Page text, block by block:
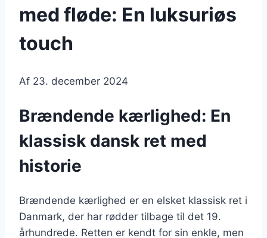
med fløde: En luksuriøs
touch
Af 23. december 2024
Brændende kærlighed: En
klassisk dansk ret med
historie
Brændende kærlighed er en elsket klassisk ret i
Danmark, der har rødder tilbage til det 19.
århundrede. Retten er kendt for sin enkle, men